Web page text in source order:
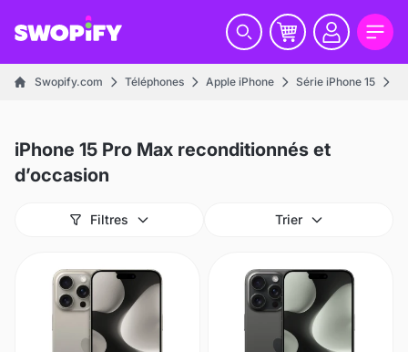
Swopify.com Téléphones Apple iPhone Série iPhone 15
iPhone 15 Pro Max reconditionnés et
d’occasion
Filtres Trier